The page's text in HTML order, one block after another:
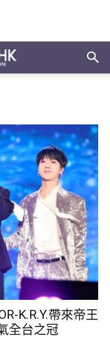
K.R.Y.帶來帝王
全台之冠